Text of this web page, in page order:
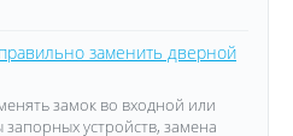
заменить дверной
замок во входной или
устройств, замена